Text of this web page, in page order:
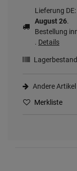
Lieferung DE:
August 26.
Bestellung
. Details
Andere
Merkliste